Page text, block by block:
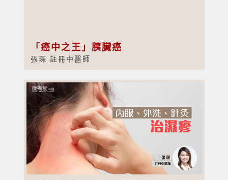
「癌中之王」胰臟癌
張琛 註冊中醫師